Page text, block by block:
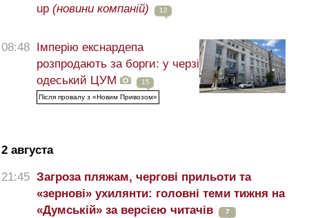
up (новини компаній) 12
08:48
Імперію екснардепа
розпродають за борги: у черзі
одеський ЦУМ
15
Після провалу з «Новим Привозом»
2 августа
21:45 Загроза пляжам, чергові прильоти та
«зернові» ухилянти: головні теми тижня на
«Думській» за версією читачів
7